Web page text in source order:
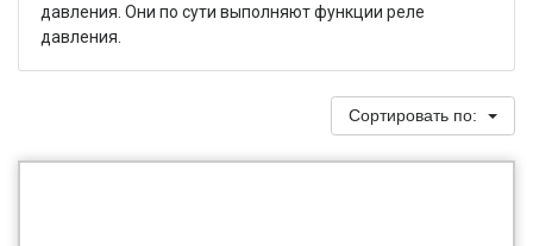
давления. Они по сути выполняют функции реле
давления.
Сортировать по: